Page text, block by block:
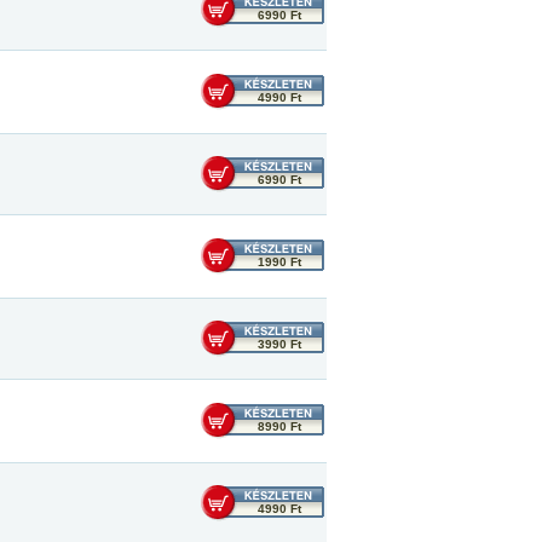
6990 Ft
4990 Ft
6990 Ft
1990 Ft
3990 Ft
8990 Ft
4990 Ft